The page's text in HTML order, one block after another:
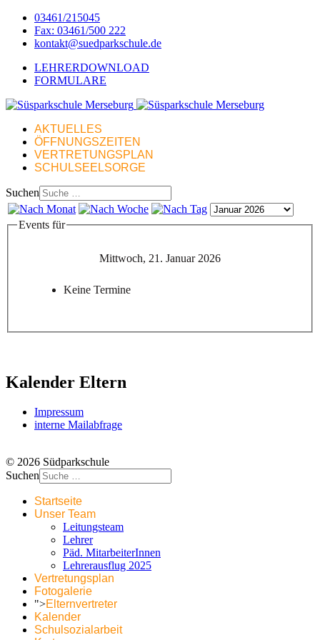
03461/215045
Fax: 03461/500 222
kontakt@suedparkschule.de
LEHRERDOWNLOAD
FORMULARE
AKTUELLES
ÖFFNUNGSZEITEN
VERTRETUNGSPLAN
SCHULSEELSORGE
Suchen
Events für
Mittwoch, 21. Januar 2026
Keine Termine
Kalender Eltern
Impressum
interne Mailabfrage
© 2026 Südparkschule
Suchen
Startseite
Unser Team
Leitungsteam
Lehrer
Päd. MitarbeiterInnen
Lehrerausflug 2025
Vertretungsplan
Fotogalerie
">Elternvertreter
Kalender
Schulsozialarbeit